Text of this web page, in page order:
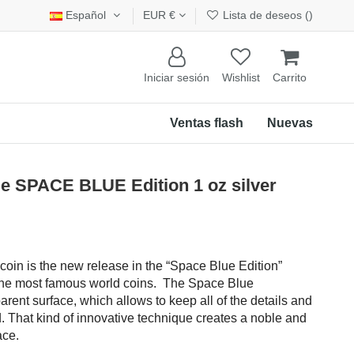
Español EUR € Lista de deseos ()
Iniciar sesión Wishlist Carrito
Nuevas
Ventas flash
SPACE BLUE Edition 1 oz silver
is the new release in the “Space Blue Edition”
most famous world coins. The Space Blue
surface, which allows to keep all of the details and
That kind of innovative technique creates a noble and